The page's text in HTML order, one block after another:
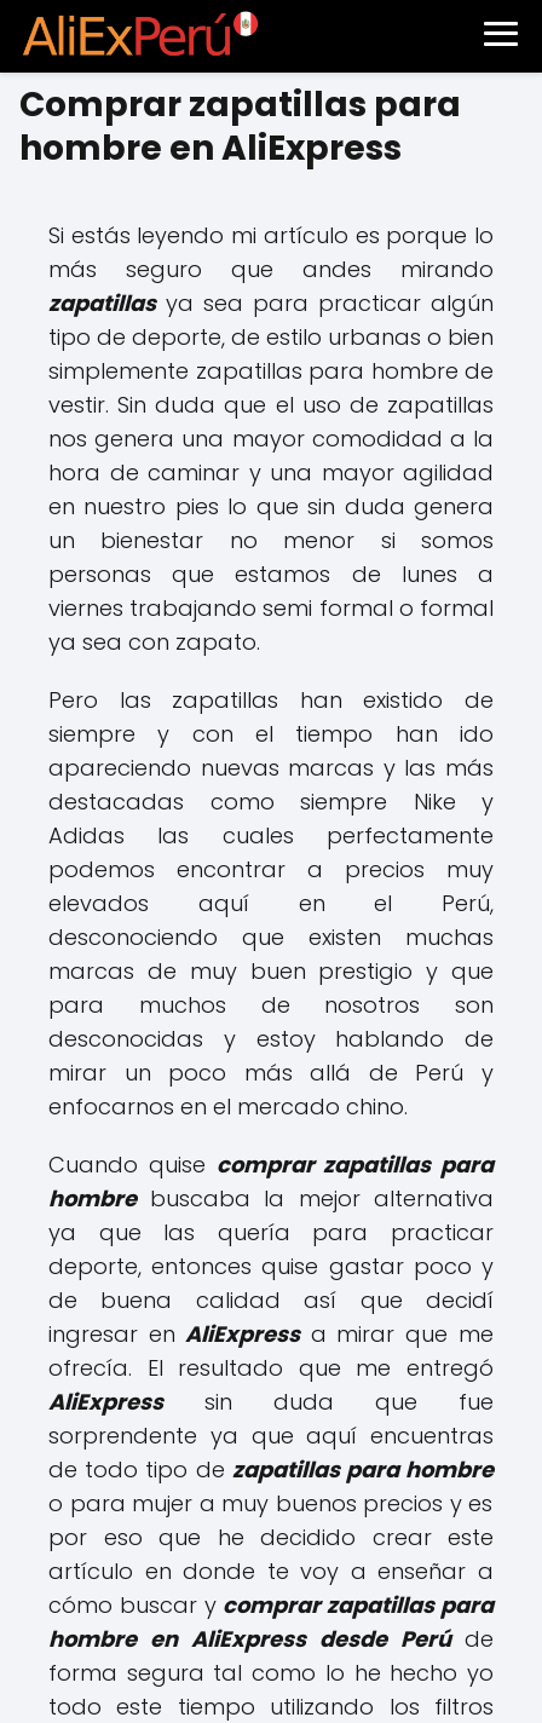
Comprar zapatillas para
hombre en AliExpress
Si estás leyendo mi artículo es porque lo
más seguro que andes mirando
zapatillasya sea para practicar algún
tipo de deporte, de estilo urbanas o bien
simplemente zapatillas para hombre de
vestir. Sin duda que el uso de zapatillas
nos genera una mayor comodidad a la
hora de caminar y una mayor agilidad
en nuestro pies lo que sin duda genera
un bienestar no menor si somos
personas que estamos de lunes a
viernes trabajando semi formal o formal
ya sea con zapato.
Pero las zapatillas han existido de
siempre y con el tiempo han ido
apareciendo nuevas marcas y las más
destacadas como siempre Nike y
Adidas las cuales perfectamente
podemos encontrar a precios muy
elevados aquí en el Perú,
desconociendo que existen muchas
marcas de muy buen prestigio y que
para muchos de nosotros son
desconocidas y estoy hablando de
mirar un poco más allá de Perú y
enfocarnos en el mercado chino.
Cuando quise comprar zapatillas para
hombre buscaba la mejor alternativa
ya que las quería para practicar
deporte, entonces quise gastar poco y
de buena calidad así que decidí
ingresar en AliExpressa mirar que me
ofrecía. El resultado que me entregó
AliExpresssin duda que fue
sorprendente ya que aquí encuentras
de todo tipo de zapatillas para hombre
o para mujer a muy buenos precios y es
por eso que he decidido crear este
artículo en donde te voy a enseñar a
cómo buscar y comprar zapatillas para
hombre en AliExpress desde Perú de
forma segura tal como lo he hecho yo
todo este tiempo utilizando los filtros